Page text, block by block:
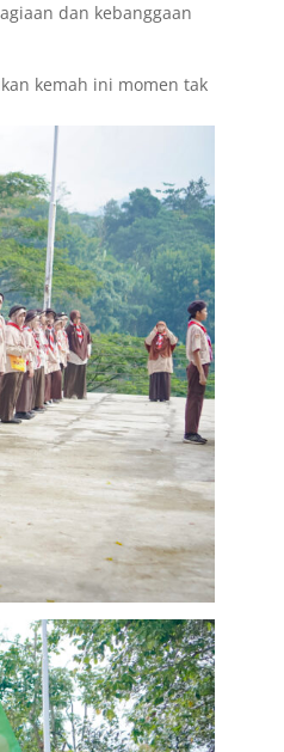
dan kebanggaan
kemah ini momen tak